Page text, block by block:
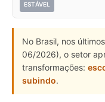
ESTÁVEL
No Brasil, nos
06/2026), o setor
transformações:
subindo.